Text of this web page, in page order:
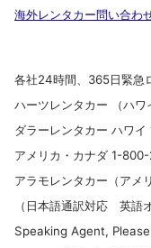
海外レンタカー問い合わ
各社24時間、365日緊急
ハーツレンタカー （ハ
ダラーレンタカー ハワ
アメリカ・カナダ 1-
アラモレンタカー（ア
（日本語通訳対応 英語
Speaking Agent, Please